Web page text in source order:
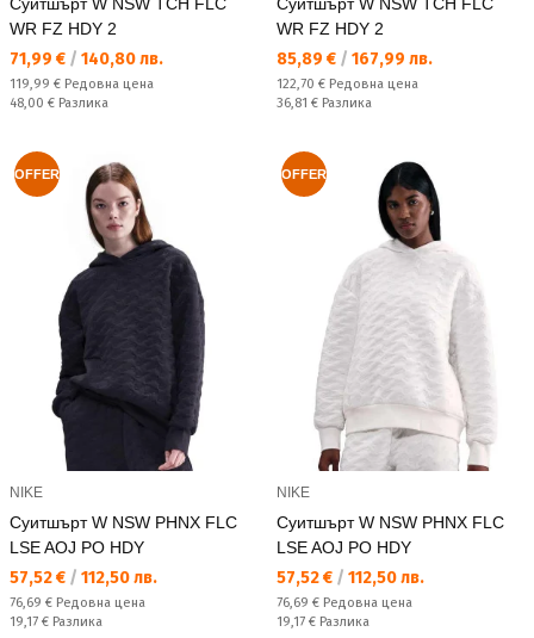
Суитшърт W NSW TCH FLC
WR FZ HDY 2
Текуща цена:
71,99 € / 140,80 лв.
Редовна цена:
119,99 € Редовна цена
Спестявате:
48,00 € Разлика
Суитшърт W NSW TCH FLC
WR FZ HDY 2
Текуща цена:
85,89 € / 167,99 лв.
Редовна цена:
122,70 € Редовна цена
Спестявате:
36,81 € Разлика
OFFER
NIKE
Суитшърт W NSW PHNX FLC
LSE AOJ PO HDY
Текуща цена:
57,52 € / 112,50 лв.
Редовна цена:
76,69 € Редовна цена
Спестявате:
19,17 € Разлика
OFFER
NIKE
Суитшърт W NSW PHNX FLC
LSE AOJ PO HDY
Текуща цена:
57,52 € / 112,50 лв.
Редовна цена:
76,69 € Редовна цена
Спестявате:
19,17 € Разлика